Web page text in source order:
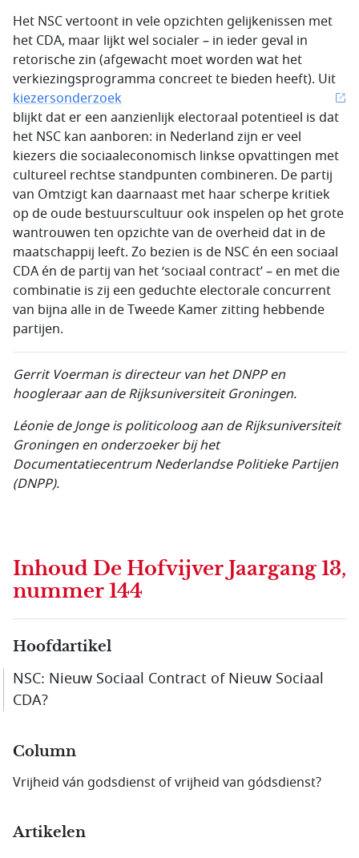
Het NSC vertoont in vele opzichten gelijkenissen met
het CDA, maar lijkt wel socialer – in ieder geval in
retorische zin (afgewacht moet worden wat het
verkiezingsprogramma concreet te bieden heeft). Uit
kiezersonderzoek
blijkt dat er een aanzienlijk electoraal potentieel is dat
het NSC kan aanboren: in Nederland zijn er veel
kiezers die sociaaleconomisch linkse opvattingen met
cultureel rechtse standpunten combineren. De partij
van Omtzigt kan daarnaast met haar scherpe kritiek
op de oude bestuurscultuur ook inspelen op het grote
wantrouwen ten opzichte van de overheid dat in de
maatschappij leeft. Zo bezien is de NSC én een sociaal
CDA én de partij van het ‘sociaal contract’ – en met die
combinatie is zij een geduchte electorale concurrent
van bijna alle in de Tweede Kamer zitting hebbende
partijen.
Gerrit Voerman is directeur van het DNPP en
hoogleraar aan de Rijksuniversiteit Groningen.
Léonie de Jonge is politicoloog aan de Rijksuniversiteit
Groningen en onderzoeker bij het
Documentatiecentrum Nederlandse Politieke Partijen
(DNPP).
Inhoud De Hofvijver Jaargang 13,
nummer 144
Hoofdartikel
NSC: Nieuw Sociaal Contract of Nieuw Sociaal
CDA?
Column
Vrijheid ván godsdienst of vrijheid van gódsdienst?
Artikelen